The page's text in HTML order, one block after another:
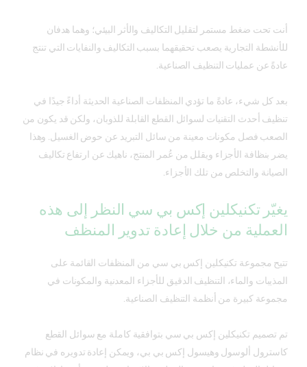
أنت تحت ضغط مستمر لتقليل التكاليف والأثر البيئي؛ وهما هدفان
للأنشطة التجارية يصعب تحقيقهما بسبب التكاليف والنفايات التي تنتج
عادةً عن عمليات التنظيف الصناعية.
بعد كل شيء، عادةً ما تؤدي المنظفات الصناعية الحديثة أداءً جيدًا في
تنظيف أحدث التقنيات لسوائل القطع القابلة للذوبان، ولكن قد يكون من
الصعب فصل مكونات معينة من سائل التبريد عن حوض الغسيل. وهذا
يضر بنظافة الأجزاء ويقلل من عُمر المنتج، ناهيك عن ارتفاع تكاليف
الصيانة والتخلص من تلك الأجزاء.
يغيّر تكنيكلين إكس بي سي النظر إلى هذه
العملية من خلال إعادة تدوير المنظف
تتيح مجموعة تكنيكلين إكس بي سي من المنظفات القائمة على
المذيبات والماء، التنظيف الدقيق للأجزاء المعدنية والمكونات في
مجموعة كبيرة من أنظمة التنظيف الصناعية.
تم تصميم تكنيكلين إكس بي سي بتوافقية كاملة مع سوائل القطع
كاسترول ألوسول وهيسول إكس بي بي، ويمكن إعادة تدويره في نظام